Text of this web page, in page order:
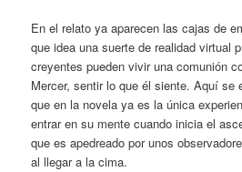
En el relato ya aparecen las cajas de
que idea una suerte de realidad virtual
creyentes pueden vivir una comunión
Mercer, sentir lo que él siente. Aquí se
que en la novela ya es la única
entrar en su mente cuando inicia el
que es apedreado por unos
al llegar a la cima.